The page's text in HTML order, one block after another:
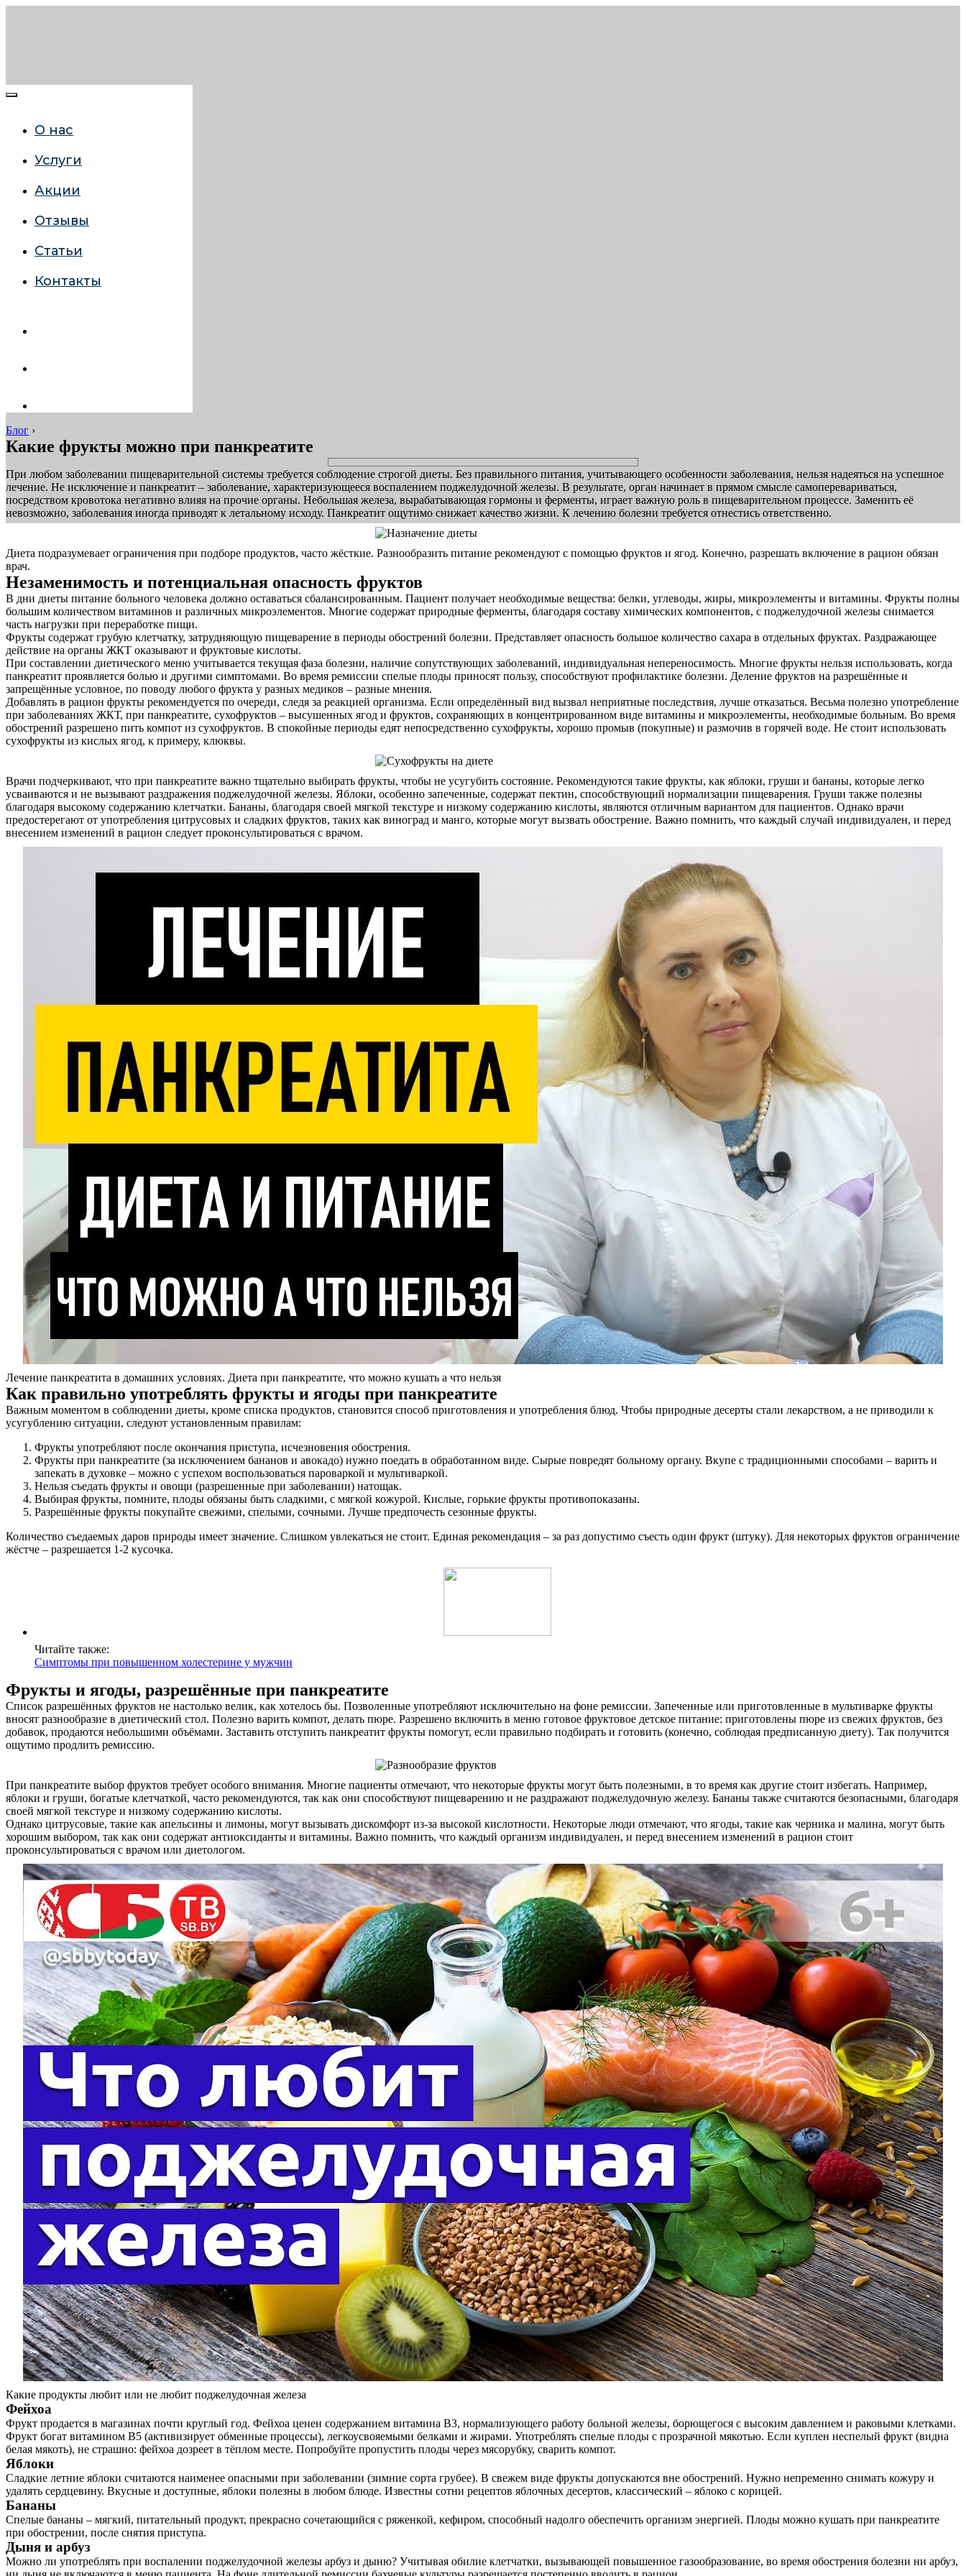
Акции
Статьи
О нас
Услуги
Акции
Отзывы
Статьи
Контакты
Блог ›
Какие фрукты можно при панкреатите
При любом заболевании пищеварительной системы требуется соблюдение строгой диеты. Без правильного питания, учитывающего особенности заболевания, нельзя надеяться на успешное
лечение. Не исключение и панкреатит – заболевание, характеризующееся воспалением поджелудочной железы. В результате, орган начинает в прямом смысле самоперевариваться,
посредством кровотока негативно влияя на прочие органы. Небольшая железа, вырабатывающая гормоны и ферменты, играет важную роль в пищеварительном процессе. Заменить её
невозможно, заболевания иногда приводят к летальному исходу. Панкреатит ощутимо снижает качество жизни. К лечению болезни требуется отнестись ответственно.
Диета подразумевает ограничения при подборе продуктов, часто жёсткие. Разнообразить питание рекомендуют с помощью фруктов и ягод. Конечно, разрешать включение в рацион обязан
врач.
Незаменимость и потенциальная опасность фруктов
В дни диеты питание больного человека должно оставаться сбалансированным. Пациент получает необходимые вещества: белки, углеводы, жиры, микроэлементы и витамины. Фрукты полны
большим количеством витаминов и различных микроэлементов. Многие содержат природные ферменты, благодаря составу химических компонентов, с поджелудочной железы снимается
часть нагрузки при переработке пищи.
Фрукты содержат грубую клетчатку, затрудняющую пищеварение в периоды обострений болезни. Представляет опасность большое количество сахара в отдельных фруктах. Раздражающее
действие на органы ЖКТ оказывают и фруктовые кислоты.
При составлении диетического меню учитывается текущая фаза болезни, наличие сопутствующих заболеваний, индивидуальная непереносимость. Многие фрукты нельзя использовать, когда
панкреатит проявляется болью и другими симптомами. Во время ремиссии спелые плоды приносят пользу, способствуют профилактике болезни. Деление фруктов на разрешённые и
запрещённые условное, по поводу любого фрукта у разных медиков – разные мнения.
Добавлять в рацион фрукты рекомендуется по очереди, следя за реакцией организма. Если определённый вид вызвал неприятные последствия, лучше отказаться. Весьма полезно употребление
при заболеваниях ЖКТ, при панкреатите, сухофруктов – высушенных ягод и фруктов, сохраняющих в концентрированном виде витамины и микроэлементы, необходимые больным. Во время
обострений разрешено пить компот из сухофруктов. В спокойные периоды едят непосредственно сухофрукты, хорошо промыв (покупные) и размочив в горячей воде. Не стоит использовать
сухофрукты из кислых ягод, к примеру, клюквы.
Врачи подчеркивают, что при панкреатите важно тщательно выбирать фрукты, чтобы не усугубить состояние. Рекомендуются такие фрукты, как яблоки, груши и бананы, которые легко
усваиваются и не вызывают раздражения поджелудочной железы. Яблоки, особенно запеченные, содержат пектин, способствующий нормализации пищеварения. Груши также полезны
благодаря высокому содержанию клетчатки. Бананы, благодаря своей мягкой текстуре и низкому содержанию кислоты, являются отличным вариантом для пациентов. Однако врачи
предостерегают от употребления цитрусовых и сладких фруктов, таких как виноград и манго, которые могут вызвать обострение. Важно помнить, что каждый случай индивидуален, и перед
внесением изменений в рацион следует проконсультироваться с врачом.
Лечение панкреатита в домашних условиях. Диета при панкреатите, что можно кушать а что нельзя
Как правильно употреблять фрукты и ягоды при панкреатите
Важным моментом в соблюдении диеты, кроме списка продуктов, становится способ приготовления и употребления блюд. Чтобы природные десерты стали лекарством, а не приводили к
усугублению ситуации, следуют установленным правилам:
Фрукты употребляют после окончания приступа, исчезновения обострения.
Фрукты при панкреатите (за исключением бананов и авокадо) нужно поедать в обработанном виде. Сырые повредят больному органу. Вкупе с традиционными способами – варить и
запекать в духовке – можно с успехом воспользоваться пароваркой и мультиваркой.
Нельзя съедать фрукты и овощи (разрешенные при заболевании) натощак.
Выбирая фрукты, помните, плоды обязаны быть сладкими, с мягкой кожурой. Кислые, горькие фрукты противопоказаны.
Разрешённые фрукты покупайте свежими, спелыми, сочными. Лучше предпочесть сезонные фрукты.
Количество съедаемых даров природы имеет значение. Слишком увлекаться не стоит. Единая рекомендация – за раз допустимо съесть один фрукт (штуку). Для некоторых фруктов ограничение
жёстче – разрешается 1-2 кусочка.
Читайте также:
Симптомы при повышенном холестерине у мужчин
Фрукты и ягоды, разрешённые при панкреатите
Список разрешённых фруктов не настолько велик, как хотелось бы. Позволенные употребляют исключительно на фоне ремиссии. Запеченные или приготовленные в мультиварке фрукты
вносят разнообразие в диетический стол. Полезно варить компот, делать пюре. Разрешено включить в меню готовое фруктовое детское питание: приготовлены пюре из свежих фруктов, без
добавок, продаются небольшими объёмами. Заставить отступить панкреатит фрукты помогут, если правильно подбирать и готовить (конечно, соблюдая предписанную диету). Так получится
ощутимо продлить ремиссию.
При панкреатите выбор фруктов требует особого внимания. Многие пациенты отмечают, что некоторые фрукты могут быть полезными, в то время как другие стоит избегать. Например,
яблоки и груши, богатые клетчаткой, часто рекомендуются, так как они способствуют пищеварению и не раздражают поджелудочную железу. Бананы также считаются безопасными, благодаря
своей мягкой текстуре и низкому содержанию кислоты.
Однако цитрусовые, такие как апельсины и лимоны, могут вызывать дискомфорт из-за высокой кислотности. Некоторые люди отмечают, что ягоды, такие как черника и малина, могут быть
хорошим выбором, так как они содержат антиоксиданты и витамины. Важно помнить, что каждый организм индивидуален, и перед внесением изменений в рацион стоит
проконсультироваться с врачом или диетологом.
Какие продукты любит или не любит поджелудочная железа
Фейхоа
Фрукт продается в магазинах почти круглый год. Фейхоа ценен содержанием витамина В3, нормализующего работу больной железы, борющегося с высоким давлением и раковыми клетками.
Фрукт богат витамином В5 (активизирует обменные процессы), легкоусвояемыми белками и жирами. Употреблять спелые плоды с прозрачной мякотью. Если куплен неспелый фрукт (видна
белая мякоть), не страшно: фейхоа дозреет в тёплом месте. Попробуйте пропустить плоды через мясорубку, сварить компот.
Яблоки
Сладкие летние яблоки считаются наименее опасными при заболевании (зимние сорта грубее). В свежем виде фрукты допускаются вне обострений. Нужно непременно снимать кожуру и
удалять сердцевину. Вкусные и доступные, яблоки полезны в любом блюде. Известны сотни рецептов яблочных десертов, классический – яблоко с корицей.
Бананы
Спелые бананы – мягкий, питательный продукт, прекрасно сочетающийся с ряженкой, кефиром, способный надолго обеспечить организм энергией. Плоды можно кушать при панкреатите
при обострении, после снятия приступа.
Дыня и арбуз
Можно ли употреблять при воспалении поджелудочной железы арбуз и дыню? Учитывая обилие клетчатки, вызывающей повышенное газообразование, во время обострения болезни ни арбуз,